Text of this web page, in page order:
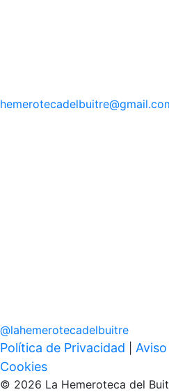
hemerotecadelbuitre
@lahemerotecadelbuitre
Política de Privacidad
Cookies
© 2026 La Hemeroteca del